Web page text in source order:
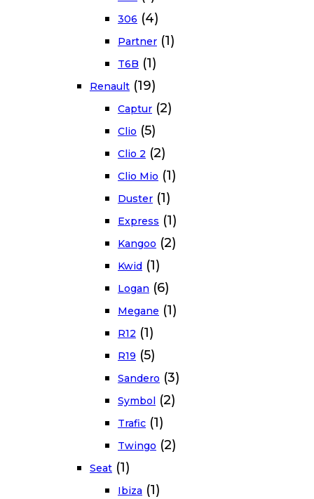
306 (4)
Partner (1)
T6B (1)
Renault (19)
Captur (2)
Clio (5)
Clio 2 (2)
Clio Mio (1)
Duster (1)
Express (1)
Kangoo (2)
Kwid (1)
Logan (6)
Megane (1)
R12 (1)
R19 (5)
Sandero (3)
Symbol (2)
Trafic (1)
Twingo (2)
Seat (1)
Ibiza (1)